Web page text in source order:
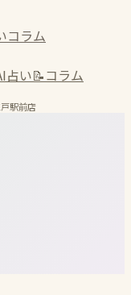
コラム
占い📝コラム
駅前店